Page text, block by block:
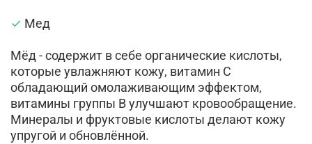
✓ Мед
Мёд - содержит в себе органические кислоты,
которые увлажняют кожу, витамин С
обладающий омолаживающим эффектом,
витамины группы В улучшают кровообращение.
Минералы и фруктовые кислоты делают кожу
упругой и обновлённой.